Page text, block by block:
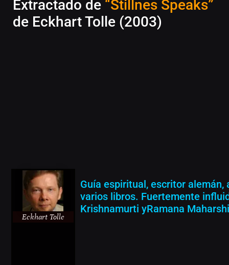
Extractado de “Stillnes Speaks”
de Eckhart Tolle (2003)
Eckhart Tolle
Guía espiritual, escritor alemán,
varios libros. Fuertemente
Krishnamurti yRamana